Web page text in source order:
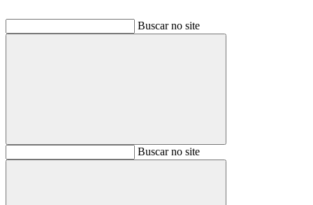
Buscar no site
BuscarBuscar no site